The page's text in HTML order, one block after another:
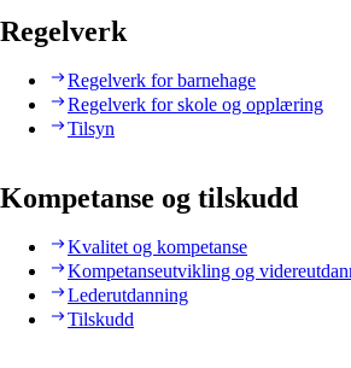
Regelverk
Regelverk for barnehage
Regelverk for skole og opplæring
Tilsyn
Kompetanse og tilskudd
Kvalitet og kompetanse
Kompetanseutvikling og
Lederutdanning
Tilskudd